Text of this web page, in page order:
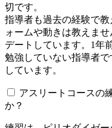
切です。
指導者も過去の経験で
ォームや動きは教えま
デートしています。1年
勉強していない指導者
しています。
アスリートコースの
か？